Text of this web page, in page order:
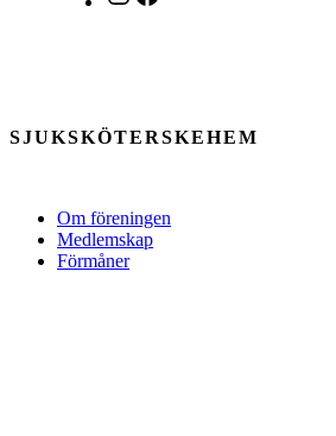
SJUKSKÖTERSKEHEM
Om föreningen
Medlemskap
Förmåner